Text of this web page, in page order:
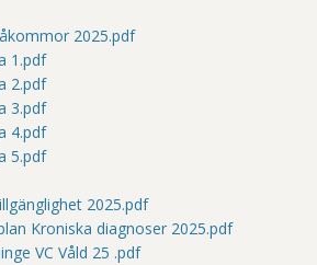
2025.pdf
1.pdf
2.pdf
3.pdf
4.pdf
5.pdf
2025.pdf
Kroniska diagnoser 2025.pdf
VC Våld 25 .pdf